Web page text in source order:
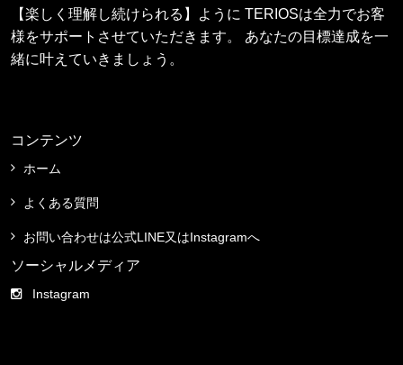
【楽しく理解し続けられる】ように TERIOSは全力でお客
様をサポートさせていただきます。 あなたの目標達成を一
緒に叶えていきましょう。
コンテンツ
ホーム
よくある質問
お問い合わせは公式LINE又はInstagramへ
ソーシャルメディア
Instagram